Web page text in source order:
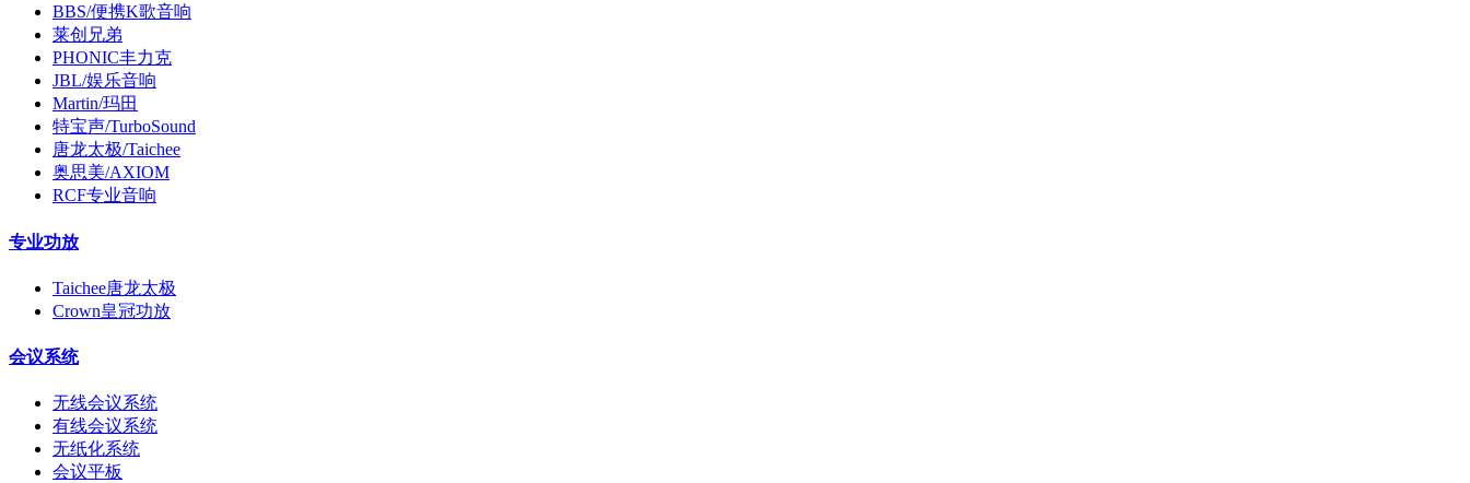
BBS/便携K歌音响
莱创兄弟
PHONIC丰力克
JBL/娱乐音响
Martin/玛田
特宝声/TurboSound
唐龙太极/Taichee
奥思美/AXIOM
RCF专业音响
专业功放
Taichee唐龙太极
Crown皇冠功放
会议系统
无线会议系统
有线会议系统
无纸化系统
会议平板